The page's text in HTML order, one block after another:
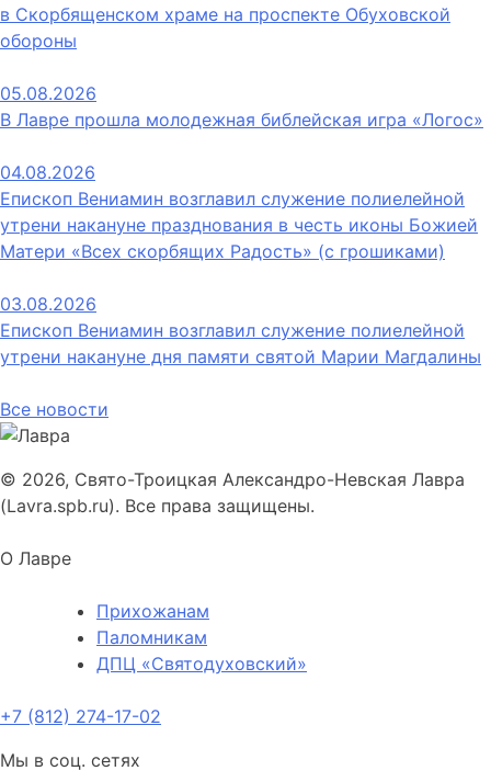
в Скорбященском храме на проспекте Обуховской
обороны
05.08.2026
В Лавре прошла молодежная библейская игра «Логос»
04.08.2026
Епископ Вениамин возглавил служение полиелейной
утрени накануне празднования в честь иконы Божией
Матери «Всех скорбящих Радость» (с грошиками)
03.08.2026
Епископ Вениамин возглавил служение полиелейной
утрени накануне дня памяти святой Марии Магдалины
Все новости
© 2026, Свято-Троицкая Александро-Невская Лавра
(Lavra.spb.ru). Все права защищены.
О Лавре
Прихожанам
Паломникам
ДПЦ «Святодуховский»
+7 (812) 274-17-02
Мы в соц. сетях